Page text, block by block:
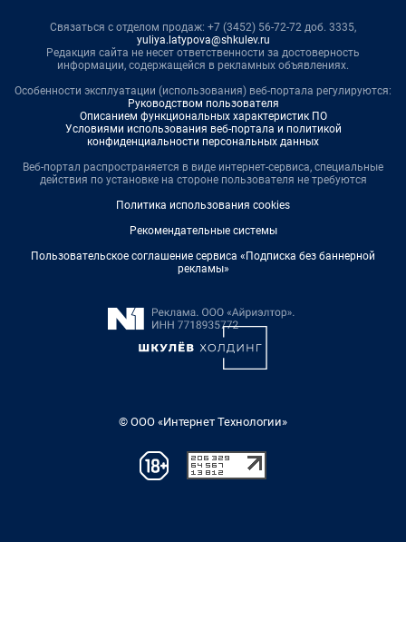
Связаться с отделом продаж: +7 (3452) 56-72-72 доб. 3335,
yuliya.latypova@shkulev.ru
Редакция сайта не несет ответственности за достоверность
информации, содержащейся в рекламных объявлениях.
Особенности эксплуатации (использования) веб-портала регулируются:
Руководством пользователя
Описанием функциональных характеристик ПО
Условиями использования веб-портала и политикой
конфиденциальности персональных данных
Веб-портал распространяется в виде интернет-сервиса, специальные
действия по установке на стороне пользователя не требуются
Политика использования cookies
Рекомендательные системы
Пользовательское соглашение сервиса «Подписка без баннерной
рекламы»
© ООО «Интернет Технологии»